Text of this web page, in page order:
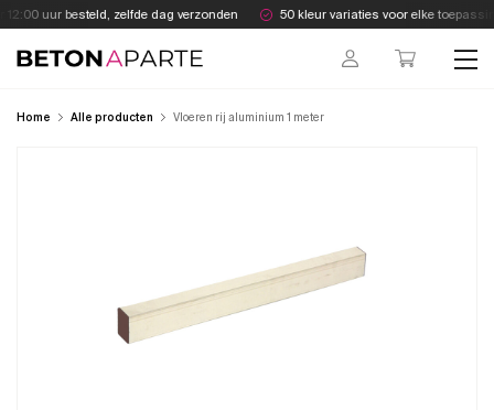
Skip
to
content
uur besteld, zelfde dag verzonden 50 kleur variaties voor elke
Beton Aparte
Home Alle producten Vloeren rij aluminium 1 meter